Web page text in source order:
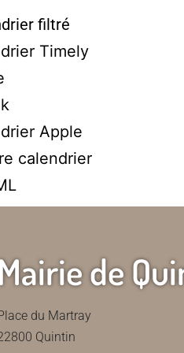
filtré
Timely
Apple
calendrier
de
du Martray
Quintin